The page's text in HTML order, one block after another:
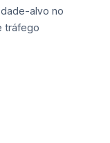
alvo no
tráfego